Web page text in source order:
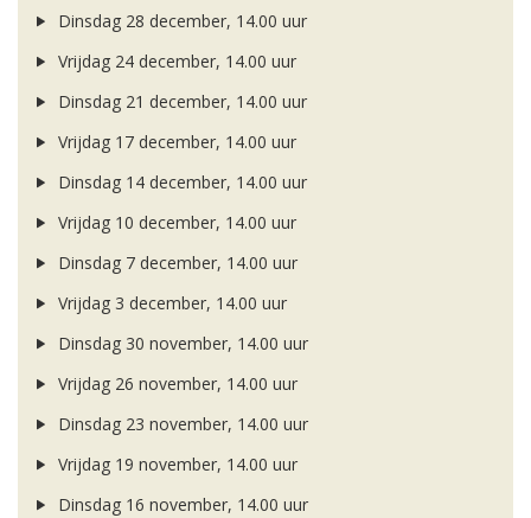
Dinsdag 28 december, 14.00 uur
Vrijdag 24 december, 14.00 uur
Dinsdag 21 december, 14.00 uur
Vrijdag 17 december, 14.00 uur
Dinsdag 14 december, 14.00 uur
Vrijdag 10 december, 14.00 uur
Dinsdag 7 december, 14.00 uur
Vrijdag 3 december, 14.00 uur
Dinsdag 30 november, 14.00 uur
Vrijdag 26 november, 14.00 uur
Dinsdag 23 november, 14.00 uur
Vrijdag 19 november, 14.00 uur
Dinsdag 16 november, 14.00 uur